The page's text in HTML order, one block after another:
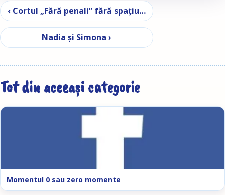
Navigare în articole
‹ Cortul „Fără penali” fără spaţiu…
Nadia şi Simona ›
Tot din aceeași categorie
Momentul 0 sau zero momente